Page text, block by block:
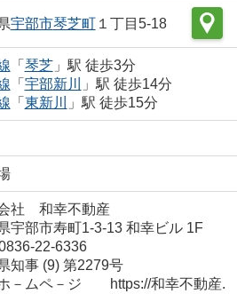
宇部市琴芝町１丁目5-18
「 琴芝」駅 徒歩3分
「 宇部新川
」駅 徒歩14分
「 東新川 」駅 徒歩15分
社 和幸不動産
宇部市寿町1-3-13 和幸ビル 1F
22-6336
知事 (9) 第2279号
－ムペ－ジ https://和幸不動産.